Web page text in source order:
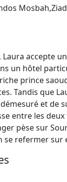
accepte
un hôtel
prince
Tandis que
et de
entre les
pèse sur
refermer sur